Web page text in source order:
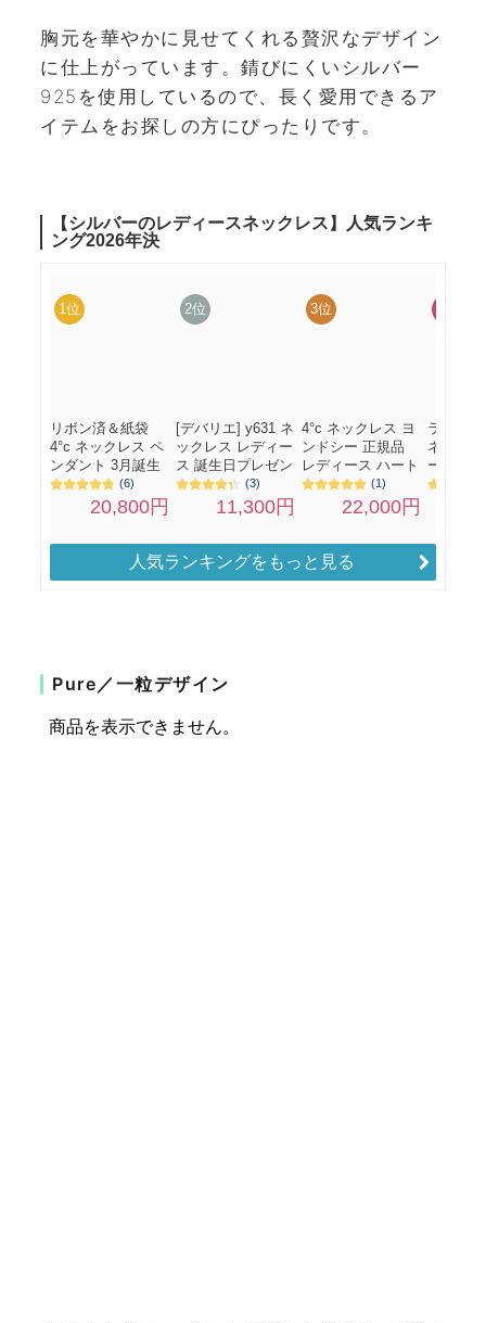
胸元を華やかに見せてくれる贅沢なデザイン
に仕上がっています。錆びにくいシルバー
925を使用しているので、長く愛用できるア
イテムをお探しの方にぴったりです。
人気ランキングをもっと見る
Pure／一粒デザイン